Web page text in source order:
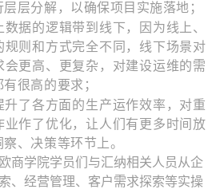
层分解，以确保项目实施落地；
据的逻辑带到线下，因为线上、
规则和方式完全不同，线下场景对
会更高、更复杂，对建设运维的需
很高的要求；
升了各方面的生产运作效率，对重
业作了优化，让人们有更多时间放
、决策等环节上。
商学院学员们与汇纳相关人员从企
、经营管理、客户需求探索等实操